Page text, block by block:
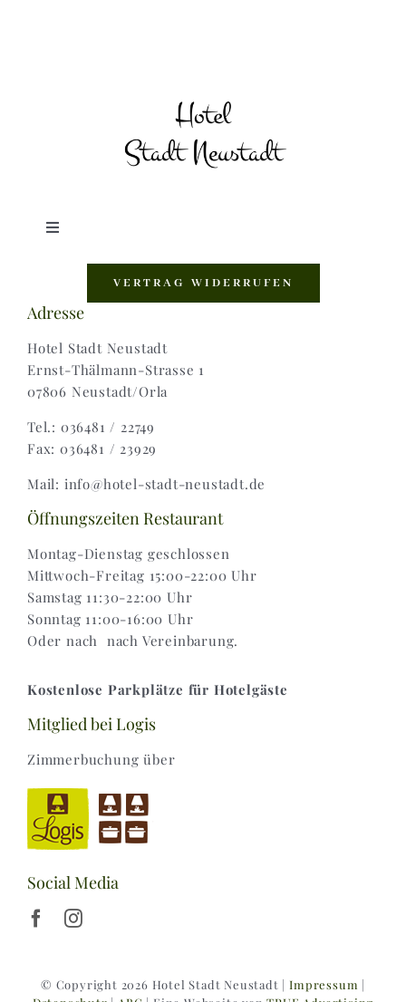
Toggle
Zahlungsweisen |
Widerruf |
Versand & Lieferung
VERTRAG WIDERRUFEN
Adresse
Hotel Stadt Neustadt
Ernst-Thälmann-Strasse 1
07806 Neustadt/Orla
Tel.: 036481 / 22749
Fax: 036481 / 23929
Mail: info@hotel-stadt-neustadt.de
Öffnungszeiten Restaurant
Montag-Dienstag geschlossen
Mittwoch-Freitag 15:00-22:00 Uhr
Samstag 11:30-22:00 Uhr
Sonntag 11:00-16:00 Uhr
Oder nach nach Vereinbarung.
Kostenlose Parkplätze für Hotelgäste
Mitglied bei Logis
Zimmerbuchung über
Social Media
© Copyright 2026 Hotel Stadt Neustadt |Impressum |